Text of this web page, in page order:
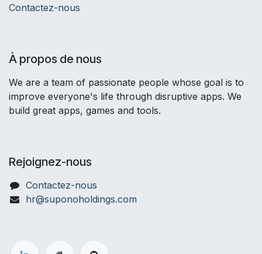
Contactez-nous
À propos de nous
We are a team of passionate people whose goal is to
improve everyone's life through disruptive apps. We
build great apps, games and tools.
Rejoignez-nous
Contactez-nous
hr@suponoholdings.com